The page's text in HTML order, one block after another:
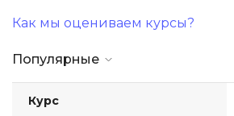
Как мы оцениваем курсы?
Популярные
Курс